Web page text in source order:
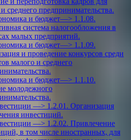
среднего предпринимательства.
и бюджет—> 1.1.08.
система налогообложения в
малых предприятий.
и бюджет—> 1.1.09.
и проведение конкурсов среди
малого и среднего
и бюджет—> 1.1.10.
молодежного
—> 1.2.01. Организация
инвестиций.
—> 1.2.02. Привлечение
в том числе иностранных, для